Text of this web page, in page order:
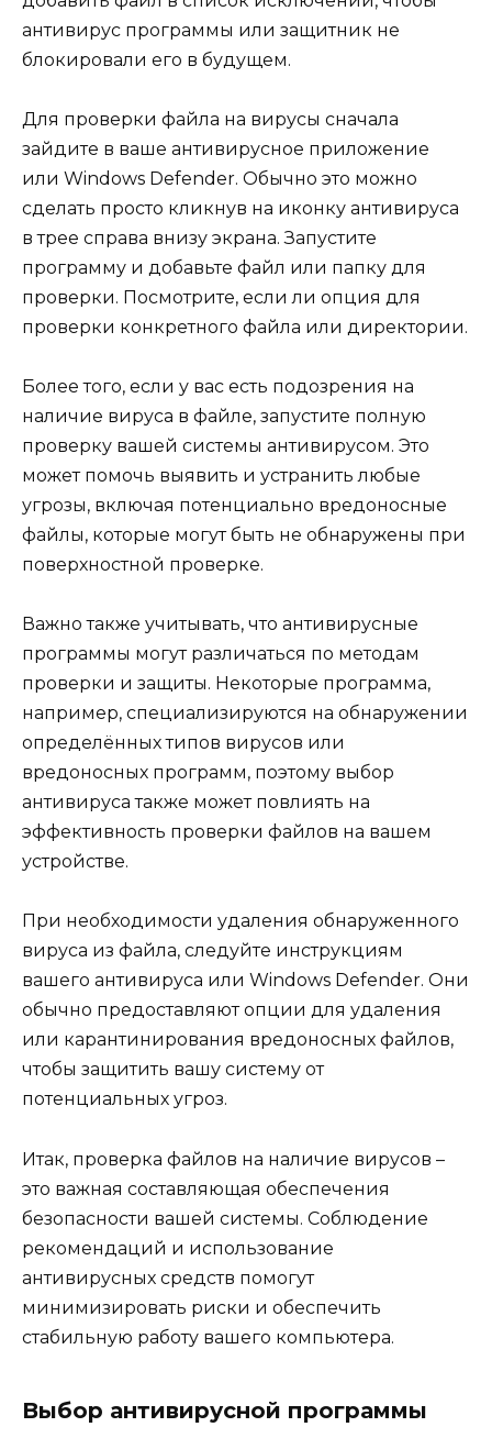
антивирус программы или защитник не
блокировали его в будущем.
Для проверки файла на вирусы сначала
зайдите в ваше антивирусное приложение
или Windows Defender. Обычно это можно
сделать просто кликнув на иконку антивируса
в трее справа внизу экрана. Запустите
программу и добавьте файл или папку для
проверки. Посмотрите, если ли опция для
проверки конкретного файла или директории.
Более того, если у вас есть подозрения на
наличие вируса в файле, запустите полную
проверку вашей системы антивирусом. Это
может помочь выявить и устранить любые
угрозы, включая потенциально вредоносные
файлы, которые могут быть не обнаружены при
поверхностной проверке.
Важно также учитывать, что антивирусные
программы могут различаться по методам
проверки и защиты. Некоторые программа,
например, специализируются на обнаружении
определённых типов вирусов или
вредоносных программ, поэтому выбор
антивируса также может повлиять на
эффективность проверки файлов на вашем
устройстве.
При необходимости удаления обнаруженного
вируса из файла, следуйте инструкциям
вашего антивируса или Windows Defender. Они
обычно предоставляют опции для удаления
или карантинирования вредоносных файлов,
чтобы защитить вашу систему от
потенциальных угроз.
Итак, проверка файлов на наличие вирусов –
это важная составляющая обеспечения
безопасности вашей системы. Соблюдение
рекомендаций и использование
антивирусных средств помогут
минимизировать риски и обеспечить
стабильную работу вашего компьютера.
Выбор антивирусной программы